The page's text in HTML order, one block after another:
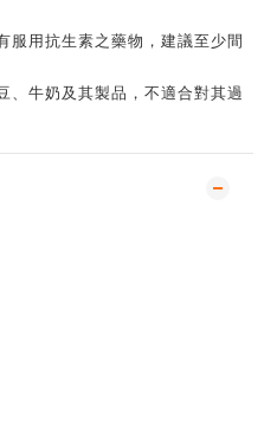
服用抗生素之藥物，建議至少間
、牛奶及其製品，不適合對其過